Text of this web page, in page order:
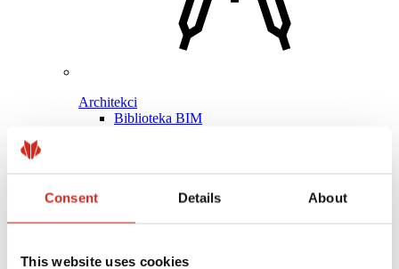
Consent Details About
This website uses cookies
Architekci
Biblioteka BIM